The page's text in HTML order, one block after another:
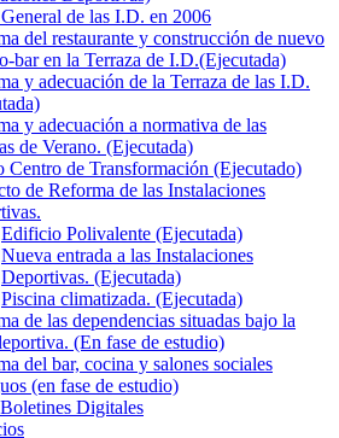
de las I.D. en 2006
del restaurante y construcción de nuevo
bar en la Terraza de I.D.(Ejecutada)
y adecuación de la Terraza de las I.D.
y adecuación a normativa de las
de Verano. (Ejecutada)
Centro de Transformación (Ejecutado)
de Reforma de las Instalaciones
Edificio Polivalente (Ejecutada)
Nueva entrada a las Instalaciones
Deportivas. (Ejecutada)
Piscina climatizada. (Ejecutada)
de las dependencias situadas bajo la
(En fase de estudio)
del bar, cocina y salones sociales
(en fase de estudio)
Digitales